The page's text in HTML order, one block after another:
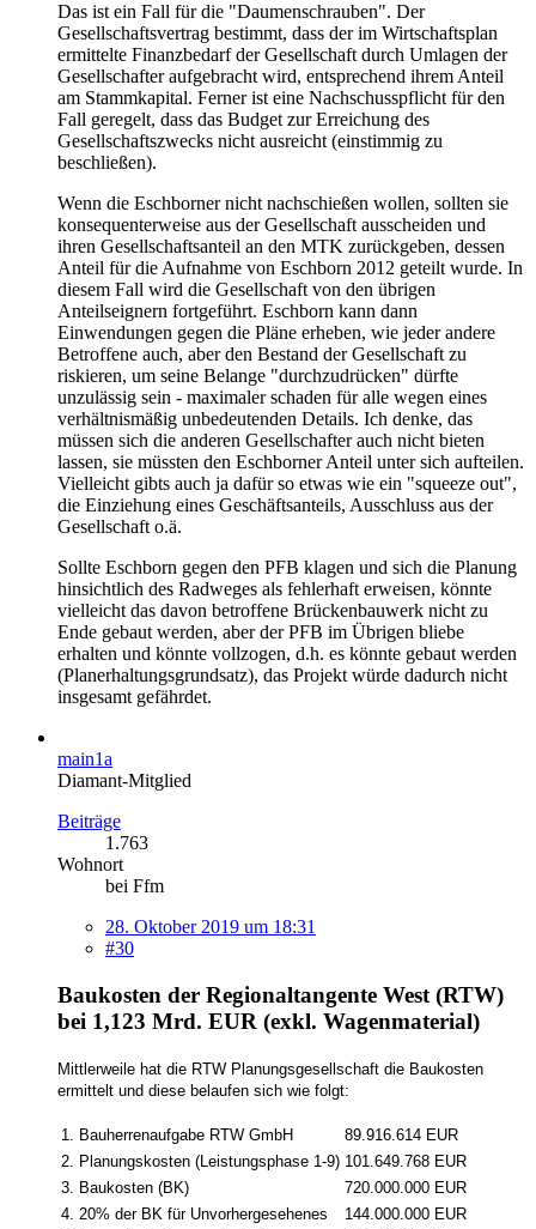
Das ist ein Fall für die "Daumenschrauben". Der
Gesellschaftsvertrag bestimmt, dass der im Wirtschaftsplan
ermittelte Finanzbedarf der Gesellschaft durch Umlagen der
Gesellschafter aufgebracht wird, entsprechend ihrem Anteil
am Stammkapital. Ferner ist eine Nachschusspflicht für den
Fall geregelt, dass das Budget zur Erreichung des
Gesellschaftszwecks nicht ausreicht (einstimmig zu
beschließen).
Wenn die Eschborner nicht nachschießen wollen, sollten sie
konsequenterweise aus der Gesellschaft ausscheiden und
ihren Gesellschaftsanteil an den MTK zurückgeben, dessen
Anteil für die Aufnahme von Eschborn 2012 geteilt wurde. In
diesem Fall wird die Gesellschaft von den übrigen
Anteilseignern fortgeführt. Eschborn kann dann
Einwendungen gegen die Pläne erheben, wie jeder andere
Betroffene auch, aber den Bestand der Gesellschaft zu
riskieren, um seine Belange "durchzudrücken" dürfte
unzulässig sein - maximaler schaden für alle wegen eines
verhältnismäßig unbedeutenden Details. Ich denke, das
müssen sich die anderen Gesellschafter auch nicht bieten
lassen, sie müssten den Eschborner Anteil unter sich aufteilen.
Vielleicht gibts auch ja dafür so etwas wie ein "squeeze out",
die Einziehung eines Geschäftsanteils, Ausschluss aus der
Gesellschaft o.ä.
Sollte Eschborn gegen den PFB klagen und sich die Planung
hinsichtlich des Radweges als fehlerhaft erweisen, könnte
vielleicht das davon betroffene Brückenbauwerk nicht zu
Ende gebaut werden, aber der PFB im Übrigen bliebe
erhalten und könnte vollzogen, d.h. es könnte gebaut werden
(Planerhaltungsgrundsatz), das Projekt würde dadurch nicht
insgesamt gefährdet.
main1a
Diamant-Mitglied
Beiträge
1.763
Wohnort
bei Ffm
28. Oktober 2019 um 18:31
#30
Baukosten der Regionaltangente West (RTW)
bei 1,123 Mrd. EUR (exkl. Wagenmaterial)
Mittlerweile hat die RTW Planungsgesellschaft die Baukosten
ermittelt und diese belaufen sich wie folgt:
1. Bauherrenaufgabe RTW GmbH
89.916.614 EUR
2. Planungskosten (Leistungsphase 1-9) 101.649.768 EUR
3. Baukosten (BK)
720.000.000 EUR
4. 20% der BK für Unvorhergesehenes
144.000.000 EUR